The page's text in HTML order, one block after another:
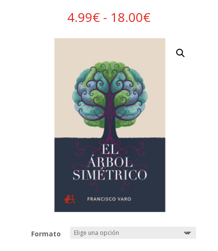
4.99€ - 18.00€Rango
de
precios:
desde
4.99€
Formato